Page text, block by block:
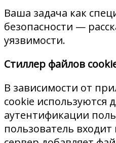
Ваша задача как
безопасности —
уязвимости.
Стиллер файлов
В зависимости от
cookie используются
аутентификации
пользователь